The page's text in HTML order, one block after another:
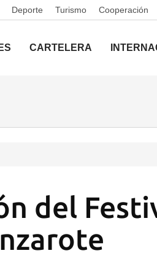
Deporte Turismo Cooperación
CARTELERA
del